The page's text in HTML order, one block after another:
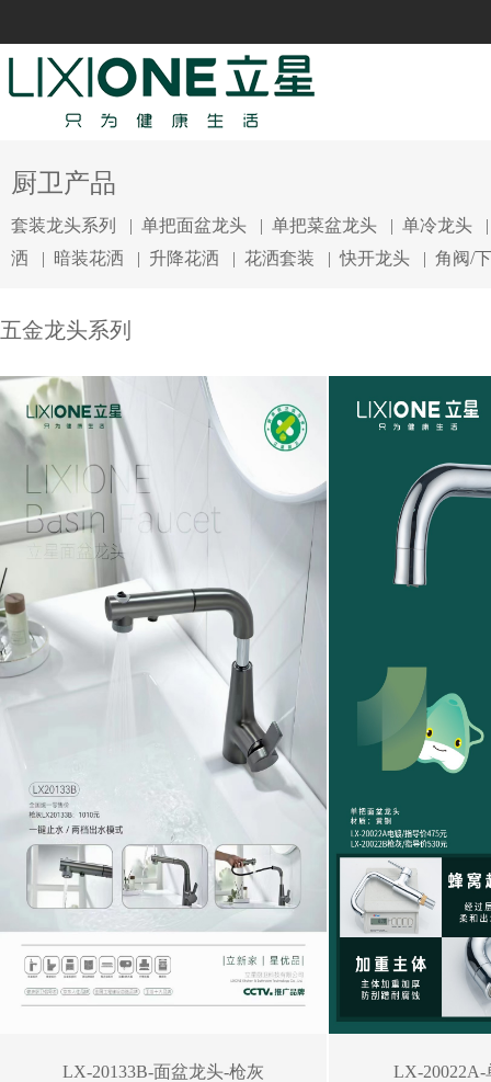
厨卫产品
套装龙头系列 | 单把面盆龙头 | 单把菜盆龙头 | 单冷龙头
洒 | 暗装花洒 | 升降花洒 | 花洒套装 |快开龙头 | 角阀/
五金龙头系列
LX-20133B-面盆龙头-枪灰
LX-